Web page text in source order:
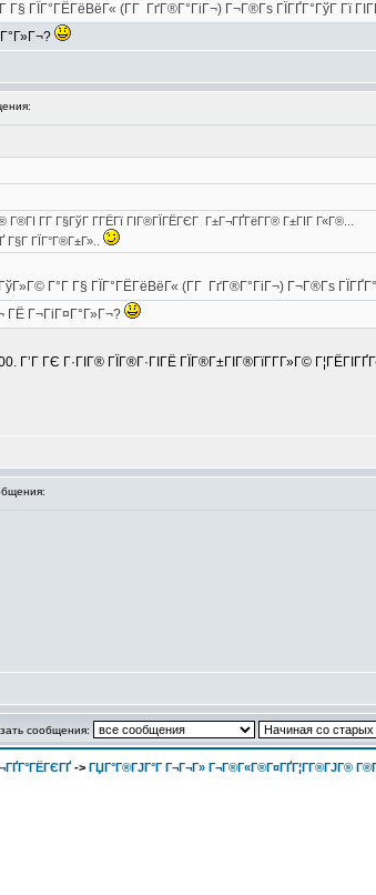
ГЇГ°ГЁГёВёГ« (Г­Г ГґГ®Г°ГіГ¬) Г¬Г®Гѕ ГЇГҐГ°ГўГ Гї
Г®ГІ Г­Г Г§ГўГ Г­ГЁГї ГІГ®ГЇГЁГЄГ Г±Г¬ГҐГёГ­Г® Г±ГІГ Г«Г®...
Г§Г ГЇГ°Г®Г±Г»..
Г°Г Г§ ГЇГ°ГЁГёВёГ« (Г­Г ГґГ®Г°ГіГ¬) Г¬Г®Гѕ
ГЁ Г¬ГіГ¤Г°Г»Г¬?
ГЄ Г·ГІГ® ГЇГ®Г·ГІГЁ ГЇГ®Г±ГІГ®ГїГ­Г­Г»Г©
сообщения:
-> ГЏГ°Г®ГЈГ°Г Г¬Г¬Г» Г¬Г®Г«Г®Г¤ГҐГ¦Г­Г®ГЈГ®